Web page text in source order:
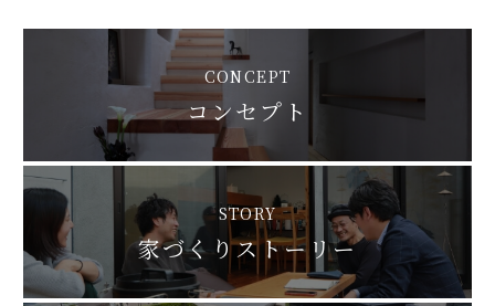
CONCEPT
コンセプト
STORY
家づくりストーリー